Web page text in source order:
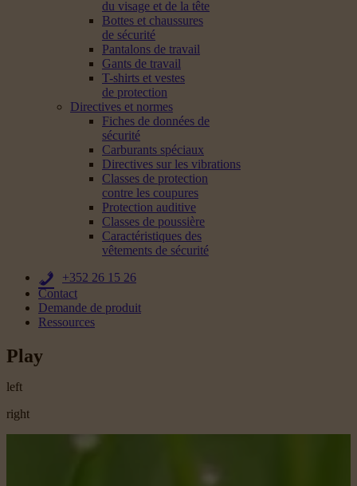
du visage et de la tête
Bottes et chaussures
de sécurité
Pantalons de travail
Gants de travail
T-shirts et vestes
de protection
Directives et normes
Fiches de données de
sécurité
Carburants spéciaux
Directives sur les vibrations
Classes de protection
contre les coupures
Protection auditive
Classes de poussière
Caractéristiques des
vêtements de sécurité
+352 26 15 26
Contact
Demande de produit
Ressources
Play
left
right